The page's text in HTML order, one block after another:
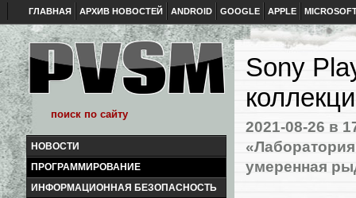
ГЛАВНАЯ АРХИВ НОВОСТЕЙ ANDROID GOOGLE APPLE
НОВОСТИ
ПРОГРАММИРОВАНИЕ
ИНФОРМАЦИОННАЯ БЕЗОПАСНОСТЬ
Sony
2021-08-26 в
умеренная